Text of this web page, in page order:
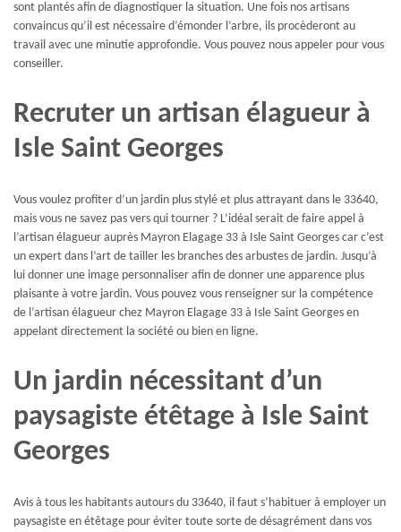
sont plantés afin de diagnostiquer la situation. Une fois nos artisans
convaincus qu’il est nécessaire d’émonder l’arbre, ils procèderont au
travail avec une minutie approfondie. Vous pouvez nous appeler pour vous
conseiller.
Recruter un artisan élagueur à
Isle Saint Georges
Vous voulez profiter d’un jardin plus stylé et plus attrayant dans le 33640,
mais vous ne savez pas vers qui tourner ? L’idéal serait de faire appel à
l’artisan élagueur auprès Mayron Elagage 33 à Isle Saint Georges car c’est
un expert dans l’art de tailler les branches des arbustes de jardin. Jusqu’à
lui donner une image personnaliser afin de donner une apparence plus
plaisante à votre jardin. Vous pouvez vous renseigner sur la compétence
de l’artisan élagueur chez Mayron Elagage 33 à Isle Saint Georges en
appelant directement la société ou bien en ligne.
Un jardin nécessitant d’un
paysagiste étêtage à Isle Saint
Georges
Avis à tous les habitants autours du 33640, il faut s’habituer à employer un
paysagiste en étêtage pour éviter toute sorte de désagrément dans vos